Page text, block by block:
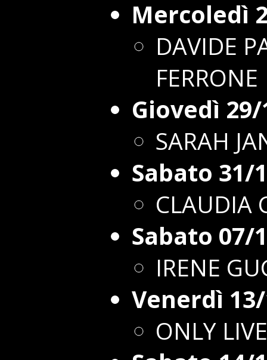
Mercoledì
DAVIDE
FERRONE
Giovedì
SARAH
Sabato 31/
CLAUDIA
Sabato 07/
IRENE
Venerdì
ONLY